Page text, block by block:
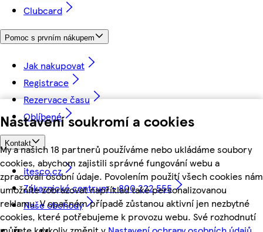
Nastavení soukromí a cookies
My a našich 18 partnerů používáme nebo ukládáme soubory
cookies, abychom zajistili správné fungování webu a
zpracovali osobní údaje. Povolením použití všech cookies nám
umožníte zobrazovat například také personalizovanou
reklamu. V opačném případě zůstanou aktivní jen nezbytné
cookies, které potřebujeme k provozu webu. Své rozhodnutí
Clubcard
Pomoc s prvním nákupem
Jak nakupovat
Registrace
Rezervace času
Oblíbené
Kontakt
itesco.cz
Zákaznické centrum - 800 222 555
Naše obchody